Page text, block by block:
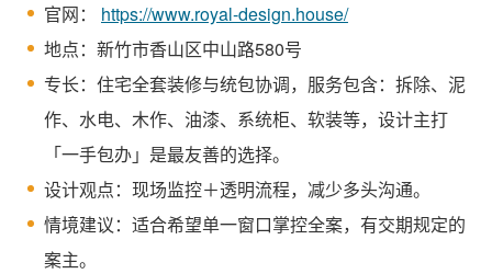
官网： https://www.royal-design.house/
地点：新竹市香山区中山路580号
专长：住宅全套装修与统包协调，服务包含：拆除、泥
作、水电、木作、油漆、系统柜、软装等，设计主打
「一手包办」是最友善的选择。
设计观点：现场监控＋透明流程，减少多头沟通。
情境建议：适合希望单一窗口掌控全案，有交期规定的
案主。